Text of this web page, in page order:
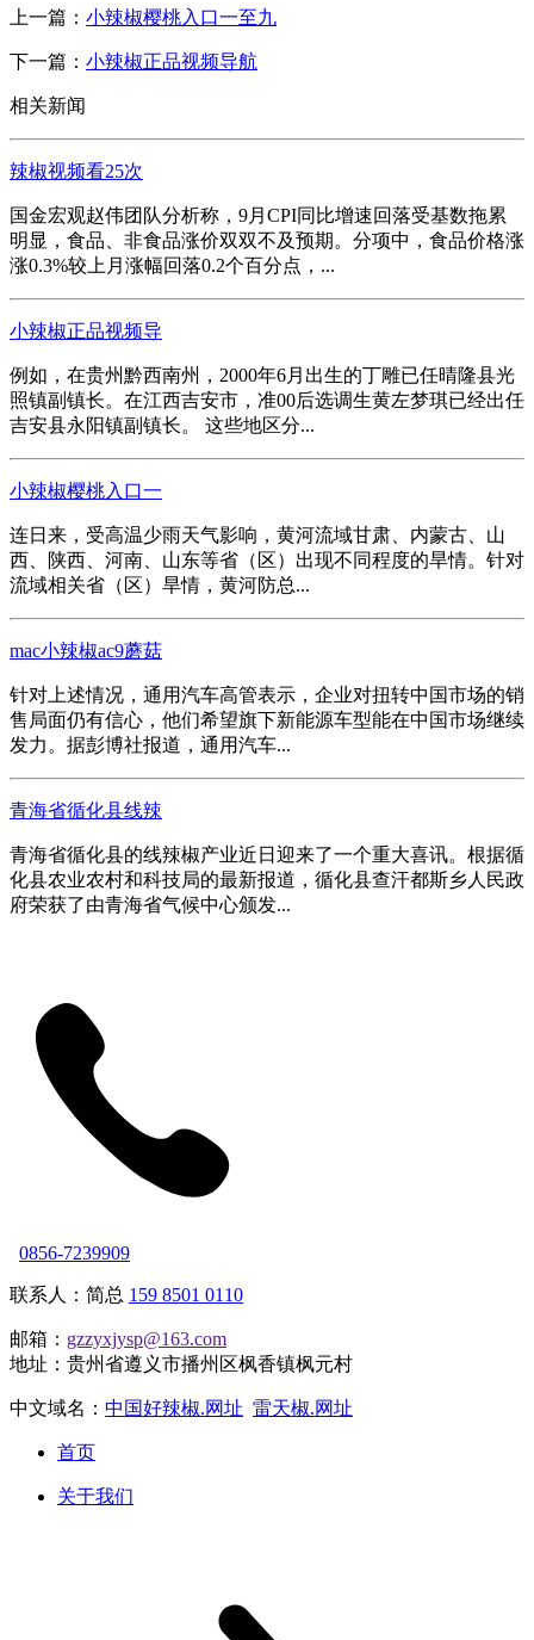
上一篇： 小辣椒樱桃入口一至九
下一篇： 小辣椒正品视频导航
相关新闻
辣椒视频看25次
国金宏观赵伟团队分析称，9月CPI同比增速回落受基数拖累
明显，食品、非食品涨价双双不及预期。分项中，食品价格涨
涨0.3%较上月涨幅回落0.2个百分点，...
小辣椒正品视频导
例如，在贵州黔西南州，2000年6月出生的丁雕已任晴隆县光
照镇副镇长。在江西吉安市，准00后选调生黄左梦琪已经出任
吉安县永阳镇副镇长。 这些地区分...
小辣椒樱桃入口一
连日来，受高温少雨天气影响，黄河流域甘肃、内蒙古、山
西、陕西、河南、山东等省（区）出现不同程度的旱情。针对
流域相关省（区）旱情，黄河防总...
mac小辣椒ac9蘑菇
针对上述情况，通用汽车高管表示，企业对扭转中国市场的销
售局面仍有信心，他们希望旗下新能源车型能在中国市场继续
发力。据彭博社报道，通用汽车...
青海省循化县线辣
青海省循化县的线辣椒产业近日迎来了一个重大喜讯。根据循
化县农业农村和科技局的最新报道，循化县查汗都斯乡人民政
府荣获了由青海省气候中心颁发...
0856-7239909
联系人：简总 159 8501 0110
邮箱： gzzyxjysp@163.com
地址：贵州省遵义市播州区枫香镇枫元村
中文域名： 中国好辣椒.网址 雷天椒.网址
首页
关于我们